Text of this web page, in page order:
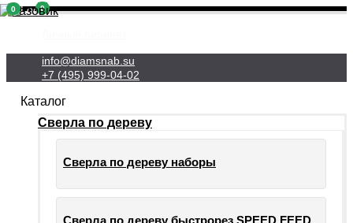
info@diamsnab.su
+7 (495) 999-04-02
0
Каталог
Сверла по дереву
Сверла по дереву наборы
Сверла по дереву быстрорез SPEED FEED
0